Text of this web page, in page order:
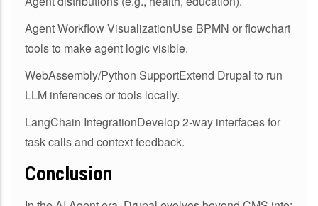
Agent Workflow VisualizationUse BPMN or flowchart
tools to make agent logic visible.
WebAssembly/Python SupportExtend Drupal to run
LLM inferences or tools locally.
LangChain IntegrationDevelop 2-way interfaces for
task calls and context feedback.
Conclusion